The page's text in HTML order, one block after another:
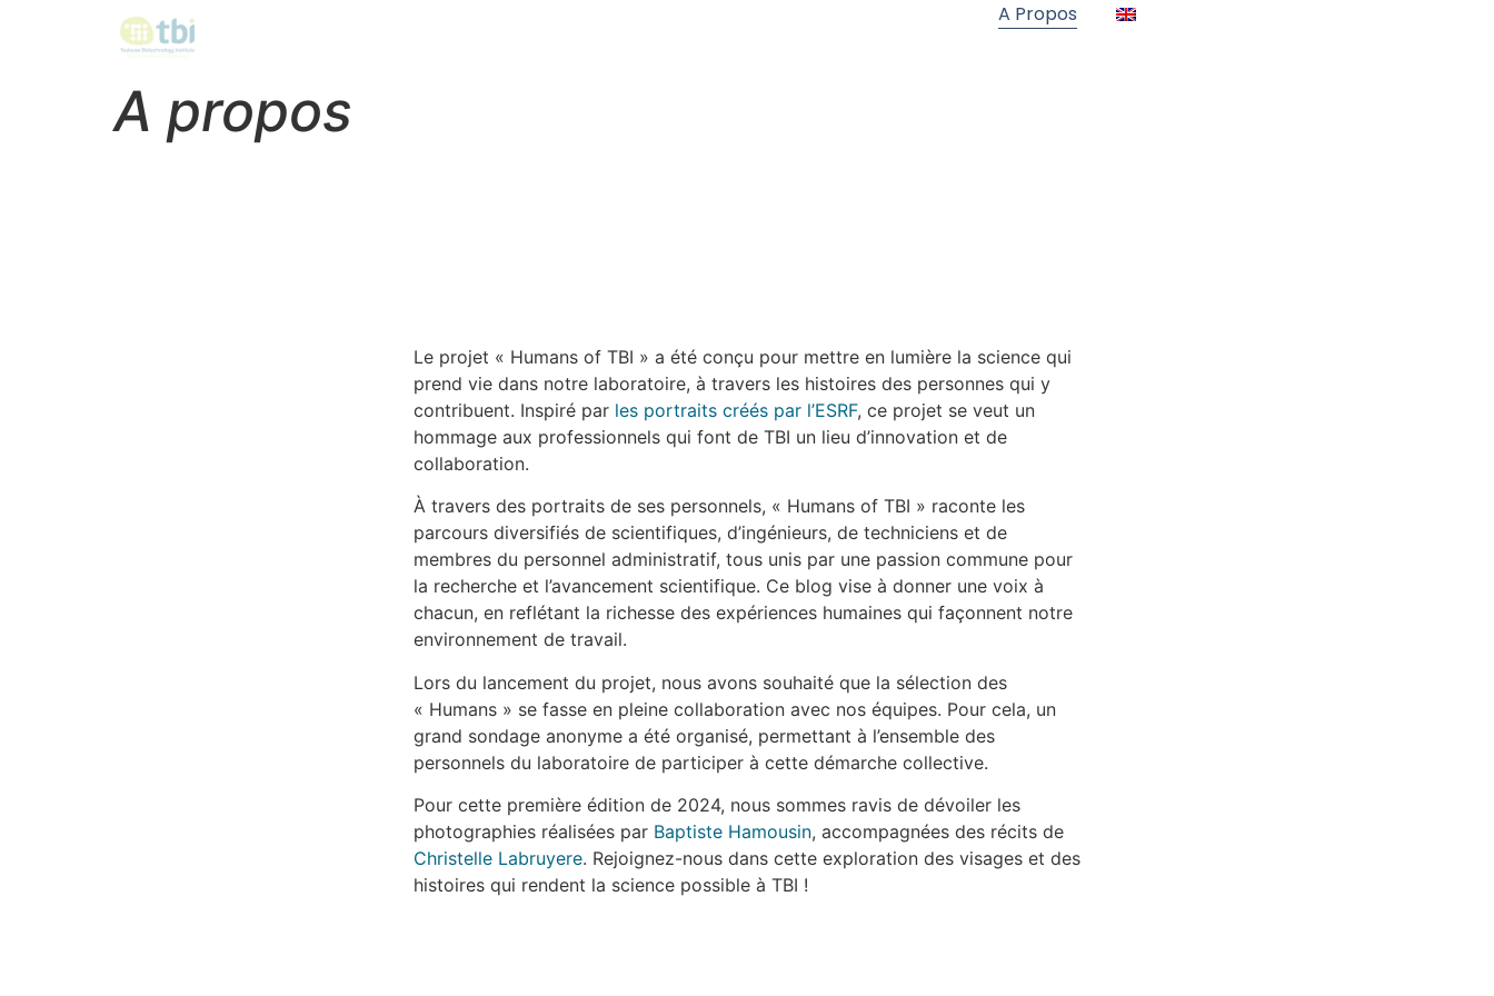
A Propos
A propos
Le projet « Humans of TBI » a été conçu pour mettre en lumière la science qui
prend vie dans notre laboratoire, à travers les histoires des personnes qui y
contribuent. Inspiré par les portraits créés par l’ESRF, ce projet se veut un
hommage aux professionnels qui font de TBI un lieu d’innovation et de
collaboration.
À travers des portraits de ses personnels, « Humans of TBI » raconte les
parcours diversifiés de scientifiques, d’ingénieurs, de techniciens et de
membres du personnel administratif, tous unis par une passion commune pour
la recherche et l’avancement scientifique. Ce blog vise à donner une voix à
chacun, en reflétant la richesse des expériences humaines qui façonnent notre
environnement de travail.
Lors du lancement du projet, nous avons souhaité que la sélection des
« Humans » se fasse en pleine collaboration avec nos équipes. Pour cela, un
grand sondage anonyme a été organisé, permettant à l’ensemble des
personnels du laboratoire de participer à cette démarche collective.
Pour cette première édition de 2024, nous sommes ravis de dévoiler les
photographies réalisées par Baptiste Hamousin, accompagnées des récits de
Christelle Labruyere. Rejoignez-nous dans cette exploration des visages et des
histoires qui rendent la science possible à TBI !